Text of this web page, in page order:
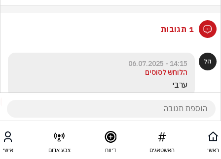
1 תגובות
14:15 - 06.07.2025
הלוחש לסוסים
ערבי
ראשי האשטאגים דיווח צבע אדום אישי